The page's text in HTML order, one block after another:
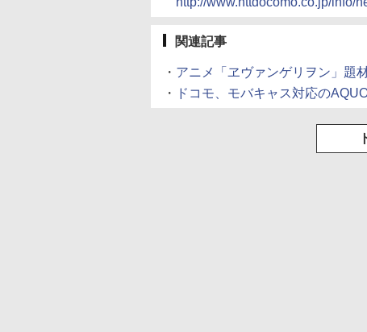
関連記事
・ アニメ「ヱヴァンゲリヲン」題
・
ドコモ、モバキャス対応の